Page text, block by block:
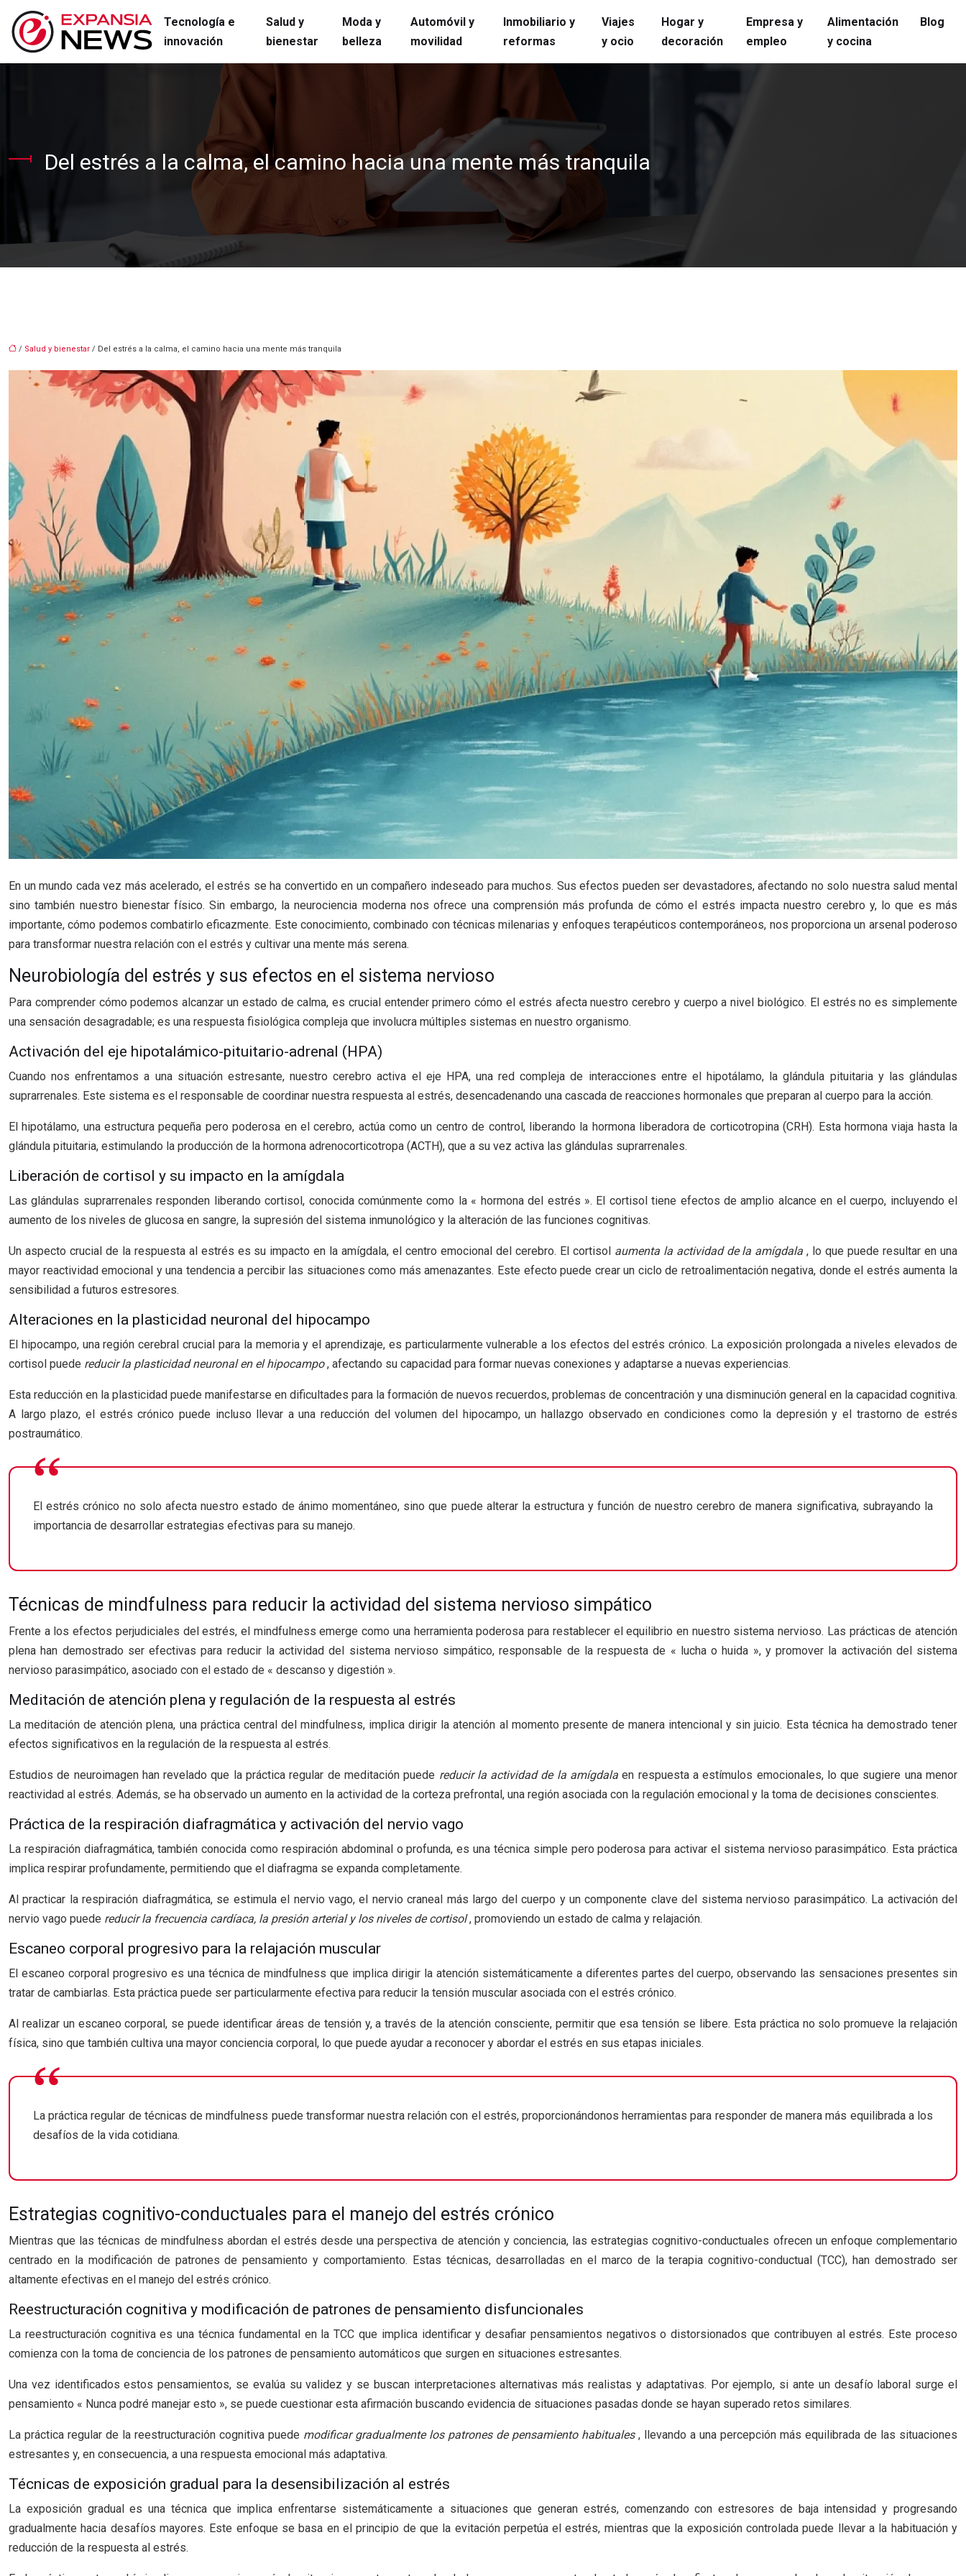
Tecnología e
innovación
Salud y
bienestar
Moda y
belleza
Automóvil y
movilidad
Inmobiliario y
reformas
Viajes
y ocio
Hogar y
decoración
Empresa y
empleo
Alimentación
y cocina
Blog
Del estrés a la calma, el camino hacia una mente más tranquila
/ Salud y bienestar / Del estrés a la calma, el camino hacia una mente más tranquila
En un mundo cada vez más acelerado, el estrés se ha convertido en un compañero indeseado para muchos. Sus efectos pueden ser devastadores, afectando no solo nuestra salud mental
sino también nuestro bienestar físico. Sin embargo, la neurociencia moderna nos ofrece una comprensión más profunda de cómo el estrés impacta nuestro cerebro y, lo que es más
importante, cómo podemos combatirlo eficazmente. Este conocimiento, combinado con técnicas milenarias y enfoques terapéuticos contemporáneos, nos proporciona un arsenal poderoso
para transformar nuestra relación con el estrés y cultivar una mente más serena.
Neurobiología del estrés y sus efectos en el sistema nervioso
Para comprender cómo podemos alcanzar un estado de calma, es crucial entender primero cómo el estrés afecta nuestro cerebro y cuerpo a nivel biológico. El estrés no es simplemente
una sensación desagradable; es una respuesta fisiológica compleja que involucra múltiples sistemas en nuestro organismo.
Activación del eje hipotalámico-pituitario-adrenal (HPA)
Cuando nos enfrentamos a una situación estresante, nuestro cerebro activa el eje HPA, una red compleja de interacciones entre el hipotálamo, la glándula pituitaria y las glándulas
suprarrenales. Este sistema es el responsable de coordinar nuestra respuesta al estrés, desencadenando una cascada de reacciones hormonales que preparan al cuerpo para la acción.
El hipotálamo, una estructura pequeña pero poderosa en el cerebro, actúa como un centro de control, liberando la hormona liberadora de corticotropina (CRH). Esta hormona viaja hasta la
glándula pituitaria, estimulando la producción de la hormona adrenocorticotropa (ACTH), que a su vez activa las glándulas suprarrenales.
Liberación de cortisol y su impacto en la amígdala
Las glándulas suprarrenales responden liberando cortisol, conocida comúnmente como la « hormona del estrés ». El cortisol tiene efectos de amplio alcance en el cuerpo, incluyendo el
aumento de los niveles de glucosa en sangre, la supresión del sistema inmunológico y la alteración de las funciones cognitivas.
Un aspecto crucial de la respuesta al estrés es su impacto en la amígdala, el centro emocional del cerebro. El cortisol aumenta la actividad de la amígdala, lo que puede resultar en una
mayor reactividad emocional y una tendencia a percibir las situaciones como más amenazantes. Este efecto puede crear un ciclo de retroalimentación negativa, donde el estrés aumenta la
sensibilidad a futuros estresores.
Alteraciones en la plasticidad neuronal del hipocampo
El hipocampo, una región cerebral crucial para la memoria y el aprendizaje, es particularmente vulnerable a los efectos del estrés crónico. La exposición prolongada a niveles elevados de
cortisol puede reducir la plasticidad neuronal en el hipocampo, afectando su capacidad para formar nuevas conexiones y adaptarse a nuevas experiencias.
Esta reducción en la plasticidad puede manifestarse en dificultades para la formación de nuevos recuerdos, problemas de concentración y una disminución general en la capacidad cognitiva.
A largo plazo, el estrés crónico puede incluso llevar a una reducción del volumen del hipocampo, un hallazgo observado en condiciones como la depresión y el trastorno de estrés
postraumático.
El estrés crónico no solo afecta nuestro estado de ánimo momentáneo, sino que puede alterar la estructura y función de nuestro cerebro de manera significativa, subrayando la
importancia de desarrollar estrategias efectivas para su manejo.
Técnicas de mindfulness para reducir la actividad del sistema nervioso simpático
Frente a los efectos perjudiciales del estrés, el mindfulness emerge como una herramienta poderosa para restablecer el equilibrio en nuestro sistema nervioso. Las prácticas de atención
plena han demostrado ser efectivas para reducir la actividad del sistema nervioso simpático, responsable de la respuesta de « lucha o huida », y promover la activación del sistema
nervioso parasimpático, asociado con el estado de « descanso y digestión ».
Meditación de atención plena y regulación de la respuesta al estrés
La meditación de atención plena, una práctica central del mindfulness, implica dirigir la atención al momento presente de manera intencional y sin juicio. Esta técnica ha demostrado tener
efectos significativos en la regulación de la respuesta al estrés.
Estudios de neuroimagen han revelado que la práctica regular de meditación puede reducir la actividad de la amígdalaen respuesta a estímulos emocionales, lo que sugiere una menor
reactividad al estrés. Además, se ha observado un aumento en la actividad de la corteza prefrontal, una región asociada con la regulación emocional y la toma de decisiones conscientes.
Práctica de la respiración diafragmática y activación del nervio vago
La respiración diafragmática, también conocida como respiración abdominal o profunda, es una técnica simple pero poderosa para activar el sistema nervioso parasimpático. Esta práctica
implica respirar profundamente, permitiendo que el diafragma se expanda completamente.
Al practicar la respiración diafragmática, se estimula el nervio vago, el nervio craneal más largo del cuerpo y un componente clave del sistema nervioso parasimpático. La activación del
nervio vago puede reducir la frecuencia cardíaca, la presión arterial y los niveles de cortisol, promoviendo un estado de calma y relajación.
Escaneo corporal progresivo para la relajación muscular
El escaneo corporal progresivo es una técnica de mindfulness que implica dirigir la atención sistemáticamente a diferentes partes del cuerpo, observando las sensaciones presentes sin
tratar de cambiarlas. Esta práctica puede ser particularmente efectiva para reducir la tensión muscular asociada con el estrés crónico.
Al realizar un escaneo corporal, se puede identificar áreas de tensión y, a través de la atención consciente, permitir que esa tensión se libere. Esta práctica no solo promueve la relajación
física, sino que también cultiva una mayor conciencia corporal, lo que puede ayudar a reconocer y abordar el estrés en sus etapas iniciales.
La práctica regular de técnicas de mindfulness puede transformar nuestra relación con el estrés, proporcionándonos herramientas para responder de manera más equilibrada a los
desafíos de la vida cotidiana.
Estrategias cognitivo-conductuales para el manejo del estrés crónico
Mientras que las técnicas de mindfulness abordan el estrés desde una perspectiva de atención y conciencia, las estrategias cognitivo-conductuales ofrecen un enfoque complementario
centrado en la modificación de patrones de pensamiento y comportamiento. Estas técnicas, desarrolladas en el marco de la terapia cognitivo-conductual (TCC), han demostrado ser
altamente efectivas en el manejo del estrés crónico.
Reestructuración cognitiva y modificación de patrones de pensamiento disfuncionales
La reestructuración cognitiva es una técnica fundamental en la TCC que implica identificar y desafiar pensamientos negativos o distorsionados que contribuyen al estrés. Este proceso
comienza con la toma de conciencia de los patrones de pensamiento automáticos que surgen en situaciones estresantes.
Una vez identificados estos pensamientos, se evalúa su validez y se buscan interpretaciones alternativas más realistas y adaptativas. Por ejemplo, si ante un desafío laboral surge el
pensamiento « Nunca podré manejar esto », se puede cuestionar esta afirmación buscando evidencia de situaciones pasadas donde se hayan superado retos similares.
La práctica regular de la reestructuración cognitiva puede modificar gradualmente los patrones de pensamiento habituales , llevando a una percepción más equilibrada de las situaciones
estresantes y, en consecuencia, a una respuesta emocional más adaptativa.
Técnicas de exposición gradual para la desensibilización al estrés
La exposición gradual es una técnica que implica enfrentarse sistemáticamente a situaciones que generan estrés, comenzando con estresores de baja intensidad y progresando
gradualmente hacia desafíos mayores. Este enfoque se basa en el principio de que la evitación perpetúa el estrés, mientras que la exposición controlada puede llevar a la habituación y
reducción de la respuesta al estrés.